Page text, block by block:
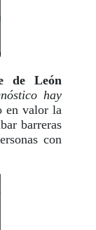
de León
hay
en valor la
barreras
con